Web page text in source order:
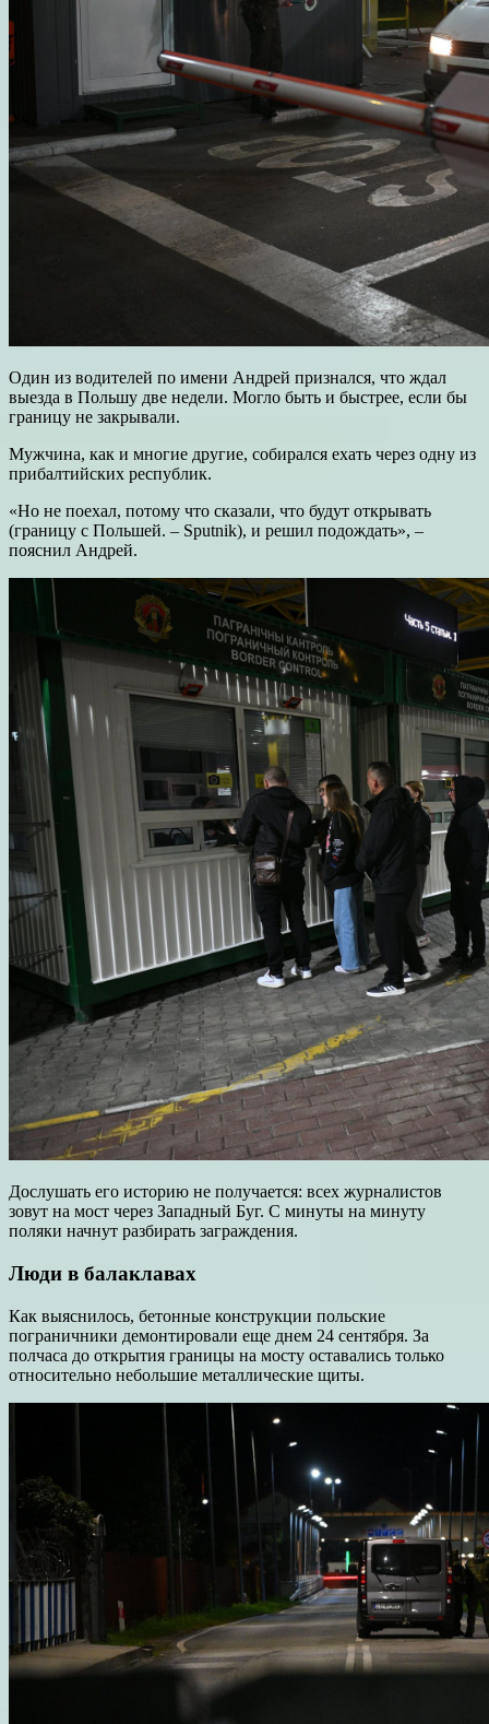
Один из водителей по имени Андрей признался, что ждал
выезда в Польшу две недели. Могло быть и быстрее, если бы
границу не закрывали.
Мужчина, как и многие другие, собирался ехать через одну из
прибалтийских республик.
«Но не поехал, потому что сказали, что будут открывать
(границу с Польшей. – Sputnik), и решил подождать», –
пояснил Андрей.
Дослушать его историю не получается: всех журналистов
зовут на мост через Западный Буг. С минуты на минуту
поляки начнут разбирать заграждения.
Люди в балаклавах
Как выяснилось, бетонные конструкции польские
пограничники демонтировали еще днем 24 сентября. За
полчаса до открытия границы на мосту оставались только
относительно небольшие металлические щиты.